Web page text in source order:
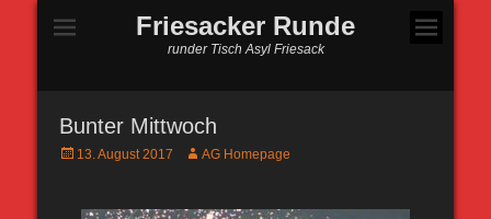
Friesacker Runde
runder Tisch Asyl Friesack
Bunter Mittwoch
Posted
13. August 2017 AutorAG Homepage